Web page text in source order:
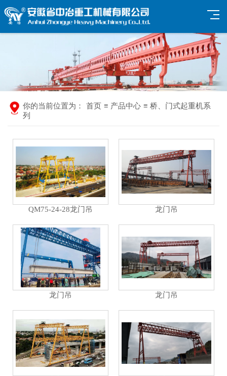
你的当前位置为： 首页 ≡ 产品中心 ≡ 桥、门式起重机系
列
QM75-24-28龙门吊 龙门吊
龙门吊 龙门吊